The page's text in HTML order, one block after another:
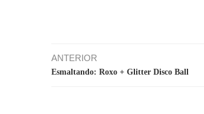
ANTERIOR
Esmaltando: Roxo + Glitter Disco Ball